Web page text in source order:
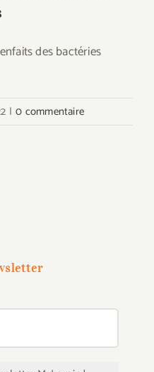
des bactéries
| 0 commentaire